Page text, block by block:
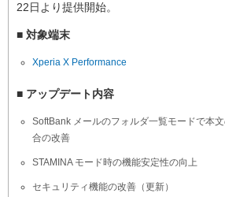
22日より提供開始。
■ 対象端末
Xperia X Performance
■ アップデート内容
SoftBank メールのフォルダ一覧モードで本
合の改善
STAMINA モード時の機能安定性の向上
セキュリティ機能の改善（更新）